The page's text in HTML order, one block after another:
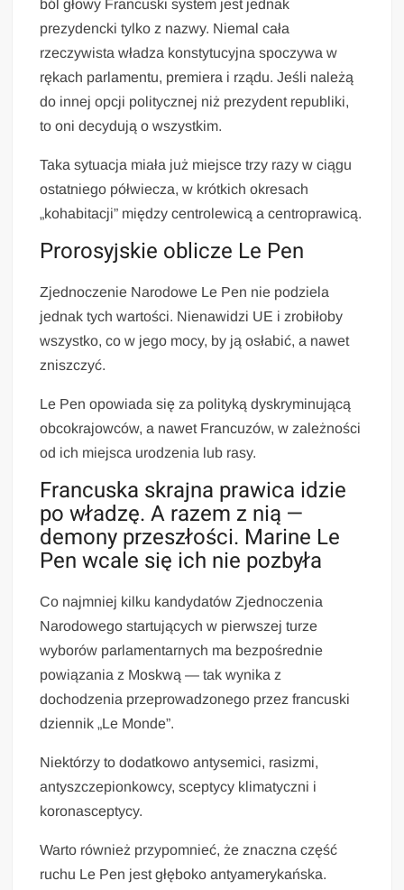
ból głowy Francuski system jest jednak
prezydencki tylko z nazwy. Niemal cała
rzeczywista władza konstytucyjna spoczywa w
rękach parlamentu, premiera i rządu. Jeśli należą
do innej opcji politycznej niż prezydent republiki,
to oni decydują o wszystkim.
Taka sytuacja miała już miejsce trzy razy w ciągu
ostatniego półwiecza, w krótkich okresach
„kohabitacji” między centrolewicą a centroprawicą.
Prorosyjskie oblicze Le Pen
Zjednoczenie Narodowe Le Pen nie podziela
jednak tych wartości. Nienawidzi UE i zrobiłoby
wszystko, co w jego mocy, by ją osłabić, a nawet
zniszczyć.
Le Pen opowiada się za polityką dyskryminującą
obcokrajowców, a nawet Francuzów, w zależności
od ich miejsca urodzenia lub rasy.
Francuska skrajna prawica idzie
po władzę. A razem z nią —
demony przeszłości. Marine Le
Pen wcale się ich nie pozbyła
Co najmniej kilku kandydatów Zjednoczenia
Narodowego startujących w pierwszej turze
wyborów parlamentarnych ma bezpośrednie
powiązania z Moskwą — tak wynika z
dochodzenia przeprowadzonego przez francuski
dziennik „Le Monde”.
Niektórzy to dodatkowo antysemici, rasizmi,
antyszczepionkowcy, sceptycy klimatyczni i
koronasceptycy.
Warto również przypomnieć, że znaczna część
ruchu Le Pen jest głęboko antyamerykańska.